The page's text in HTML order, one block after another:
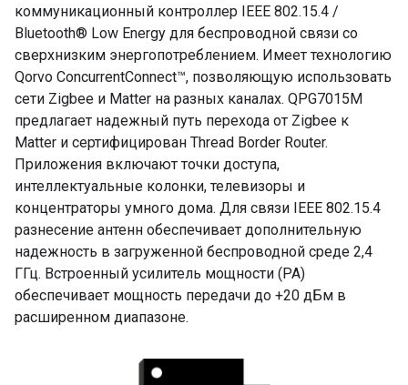
коммуникационный контроллер IEEE 802.15.4 /
Bluetooth® Low Energy для беспроводной связи со
сверхнизким энергопотреблением. Имеет технологию
Qorvo ConcurrentConnect™, позволяющую использовать
сети Zigbee и Matter на разных каналах. QPG7015M
предлагает надежный путь перехода от Zigbee к
Matter и сертифицирован Thread Border Router.
Приложения включают точки доступа,
интеллектуальные колонки, телевизоры и
концентраторы умного дома. Для связи IEEE 802.15.4
разнесение антенн обеспечивает дополнительную
надежность в загруженной беспроводной среде 2,4
ГГц. Встроенный усилитель мощности (PA)
обеспечивает мощность передачи до +20 дБм в
расширенном диапазоне.